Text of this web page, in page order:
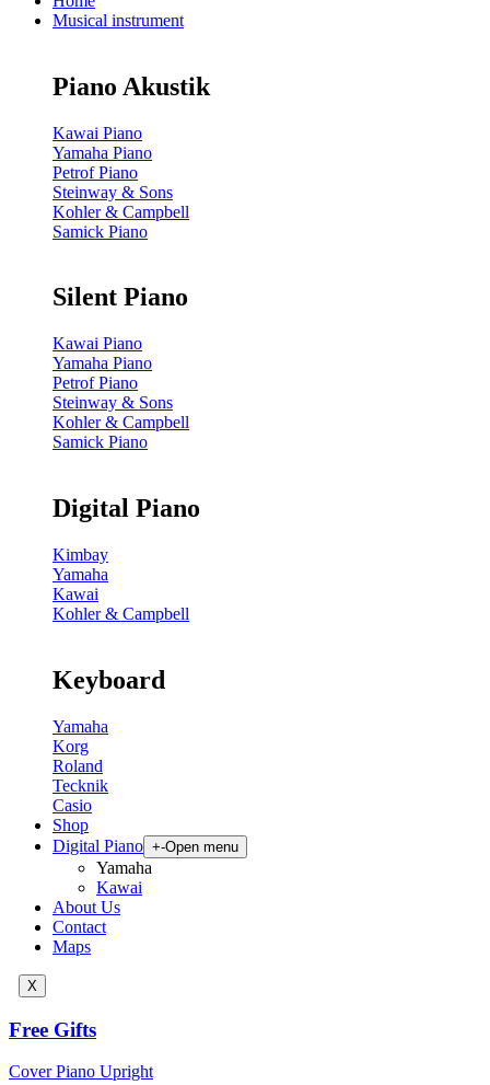
Musical instrument
Piano Akustik
Kawai Piano
Yamaha Piano
Petrof Piano
Steinway & Sons
Kohler & Campbell
Samick Piano
Silent Piano
Kawai Piano
Yamaha Piano
Petrof Piano
Steinway & Sons
Kohler & Campbell
Samick Piano
Digital Piano
Kimbay
Yamaha
Kawai
Kohler & Campbell
Keyboard
Yamaha
Korg
Roland
Tecknik
Casio
Shop
Digital Piano +-Open menu
Yamaha
Kawai
About Us
Contact
Maps
X
Free Gifts
Cover Piano Upright